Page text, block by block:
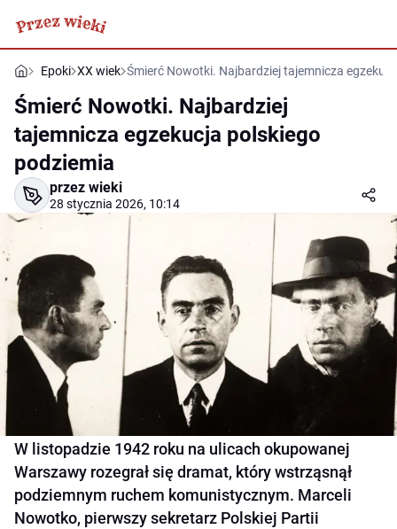
Epoki XX wiek Śmierć Nowotki. Najbardziej tajemnicza
Śmierć Nowotki. Najbardziej
tajemnicza egzekucja polskiego
podziemia
przez wieki
28 stycznia 2026, 10:14
W listopadzie 1942 roku na ulicach okupowanej
Warszawy rozegrał się dramat, który wstrząsnął
podziemnym ruchem komunistycznym. Marceli
Nowotko, pierwszy sekretarz Polskiej Partii